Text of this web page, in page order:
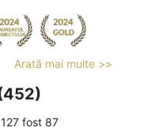
Arată mai multe >>
fost 87